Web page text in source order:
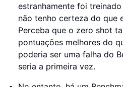
estranhamente foi
não tenho certeza do que
Perceba que o zero shot
pontuações melhores do
poderia ser uma falha do
seria a primeira vez.